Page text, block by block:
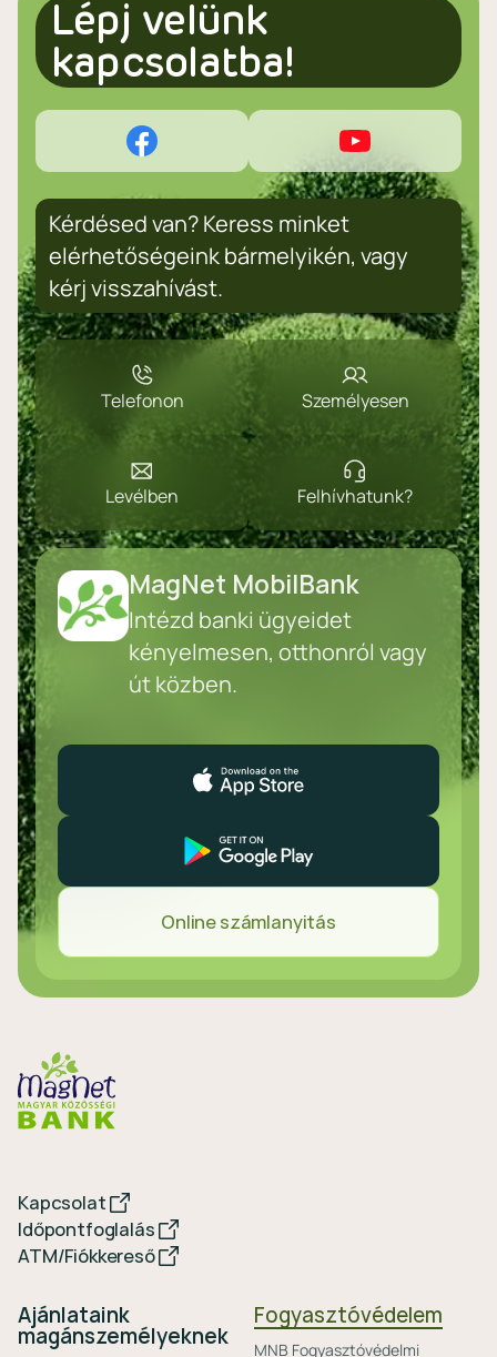
Lépj velünk
kapcsolatba!
Kérdésed van? Keress minket
elérhetőségeink bármelyikén, vagy
kérj visszahívást.
Telefonon Személyesen
Levélben Felhívhatunk?
MagNet MobilBank
Intézd banki ügyeidet
kényelmesen, otthonról vagy
út közben.
Online számlanyitás
Kapcsolat
Időpontfoglalás
ATM/Fiókkereső
Ajánlataink
magánszemélyeknek
Fogyasztóvédelem
MNB Fogyasztóvédelmi